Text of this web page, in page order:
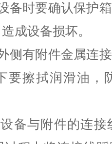
时要确认保护箱
成设备损坏。
有附件金属连接
要擦拭润滑油，
与附件的连接